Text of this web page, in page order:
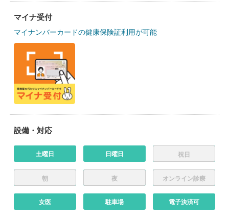
マイナ受付
マイナンバーカードの健康保険証利用が可能
設備・対応
土曜日 日曜日 祝日
朝 夜 オンライン診療
女医 駐車場 電子決済可